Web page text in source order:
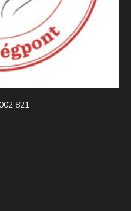
821